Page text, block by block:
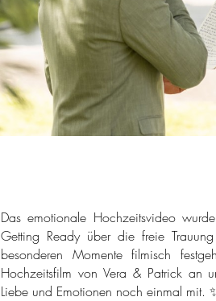
Das emotionale Hochzeitsvideo
Getting Ready über die freie
besonderen Momente filmisch
Hochzeitsfilm von Vera & Patrick an
Liebe und Emotionen noch einmal mit.